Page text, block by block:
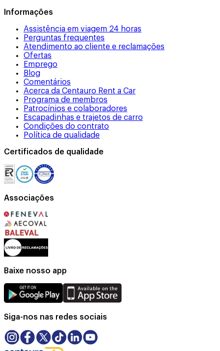
Informações
Assistência em viagem 24 horas
Perguntas frequentes
Atendimento ao cliente e reclamações
Ofertas
Emprego
Blog
Comentários
Acerca da Centauro Rent a Car
Programa de membros
Patrocínios e colaboradores
Escapadinhas e trajetos de carro
Condições do contrato
Política de qualidade
Certificados de qualidade
Associações
Baixe nosso app
Siga-nos nas redes sociais